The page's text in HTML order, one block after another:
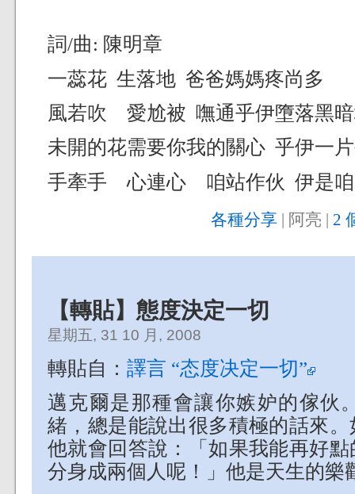
詞/曲: 陳明章
一蕊花 生落地 爸爸媽媽疼尚多
風若吹 愛尬被 嘸通乎伊墮落黑
未開的花需要你我的關心 乎伊一
手牽手 心連心 咱站作伙 伊是咱
各種分享| 阿亮 | 2
【轉貼】態度決定一切
星期五, 31 10 月, 2008
轉貼自： 譯言 “态度决定一切”
邁克爾是那種會讓你嫉妒的傢伙
緒，總是能說出很多積極的話來
他就會回答說：「如果我能再好
分身成兩個人呢！」他是天生的樂